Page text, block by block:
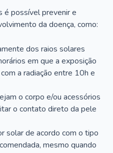
é possível prevenir e
da doença, como:
dos raios solares
em que a exposição
a radiação entre 10h e
o corpo e/ou acessórios
o contato direto da pele
solar de acordo com o tipo
mesmo quando